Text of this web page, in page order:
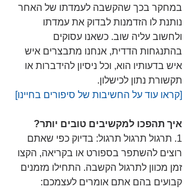
במחקר בכך שהקשבה לעמדתו של האחר
נותנת לו הזדמנות לבדוק את עמדתו
ולחשוב עליה שוב. כשאנו עסוקים
בהתנגחות הדדית, אנחנו מתבצרים איש
איש בדעותיו הוא, וכל ניסיון להידברות או
תקשורת נתון לכישלון.
[קראו עוד על החשיבות של סיפורים בחיינו]
איך תהפכו למקשיבים טובים יותר?
1. תרגול תרגול תרגול: בדיוק כפי שאתם
רוצים להשתפר בספורט או בקריאה, הקצו
זמן מכוון לתרגול הקשבה. התחילו מזמנים
קבועים בהם אתם אומרים לעצמכם: